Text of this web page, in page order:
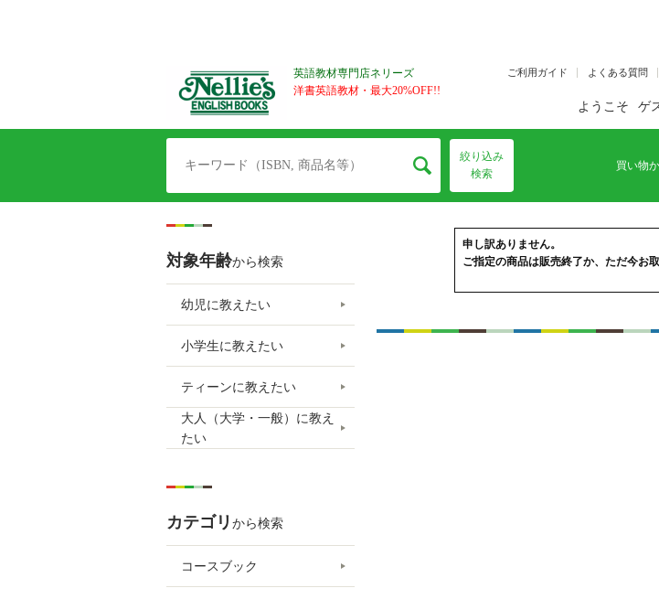
英語教材専門店ネリーズ
洋書英語教材・最大20%OFF!!
ご利用ガイド よくある質問
ようこそ ゲ
絞り込み
検索
買い物
申し訳ありません。
ご指定の商品は販売終了か、ただ今お
対象年齢から検索
幼児に教えたい
小学生に教えたい
ティーンに教えたい
大人（大学・一般）に教え
たい
カテゴリ から検索
コースブック